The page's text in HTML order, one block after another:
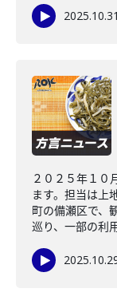
2025.10.31
２０２５年１０
ます。担当は上
町の備瀬区で、
巡り、一部の利